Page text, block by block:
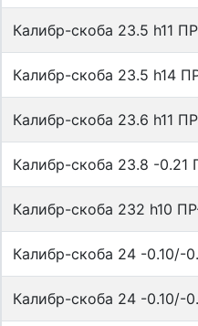
Калибр-скоба 23.5 h11
Калибр-скоба 23.5 h14
Калибр-скоба 23.6 h11
Калибр-скоба 23.8 -0.21
Калибр-скоба 232 h10
Калибр-скоба 24 -0.10/-
Калибр-скоба 24 -0.10/-